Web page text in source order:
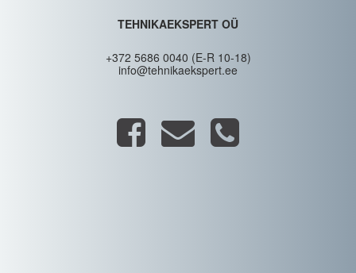
TEHNIKAEKSPERT OÜ
+372 5686 0040 (E-R 10-18)
info@tehnikaekspert.ee